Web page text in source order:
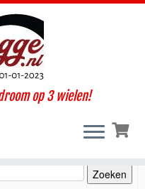
op 3 wielen!
50 » Ape 50 (2018-
Zoeken